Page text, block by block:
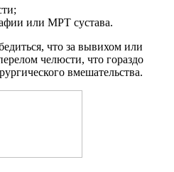
или МРТ сустава.
что за вывихом или
челюсти, что гораздо
вмешательства.